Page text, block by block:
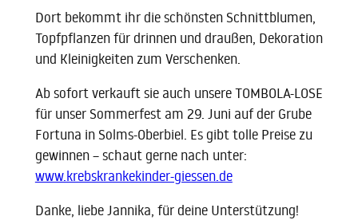
Dort bekommt ihr die schönsten Schnittblumen,
Topfpflanzen für drinnen und draußen, Dekoration
und Kleinigkeiten zum Verschenken.
Ab sofort verkauft sie auch unsere TOMBOLA-LOSE
für unser Sommerfest am 29. Juni auf der Grube
Fortuna in Solms-Oberbiel. Es gibt tolle Preise zu
gewinnen – schaut gerne nach unter:
www.krebskrankekinder-giessen.de
Danke, liebe Jannika, für deine Unterstützung!